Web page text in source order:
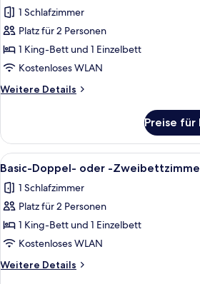
Zweibettzimmer
für
Basic-
Doppel-
oder
-
Zweibettzimmer
1 Schlafzimmer
Platz für 2 Personen
1 King-Bett und 1 Einzelbett
Kostenloses WLAN
Weitere Details
Weitere
Doppel-
oder
-
Zweibettzimmer
Preise für
Alle
Fotos
für
Basic-
Doppel-
oder
-
Zweibettzimmer
1
12
Basic-Doppel- oder -
1 Schlafzimmer
Platz für 2 Personen
1 King-Bett und 1 Einzelbett
Kostenloses WLAN
Weitere Details
Weitere